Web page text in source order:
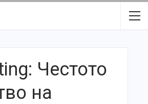
Честото
на